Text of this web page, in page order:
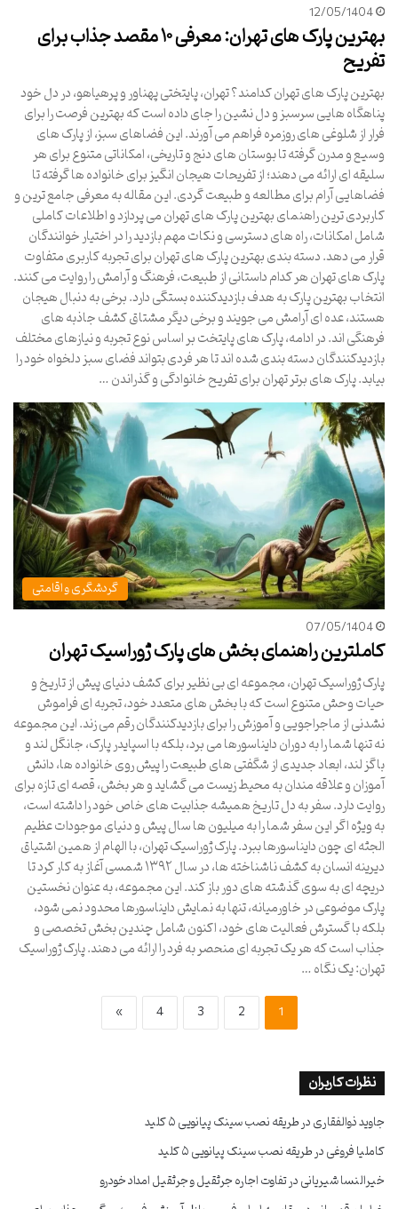
12/05/1404
بهترین پارک های تهران: معرفی ۱۰ مقصد جذاب برای
تفریح
بهترین پارک های تهران کدامند؟ تهران، پایتختی پهناور و پرهیاهو، در دل خود
پناهگاه هایی سرسبز و دل نشین را جای داده است که بهترین فرصت را برای
فرار از شلوغی های روزمره فراهم می آورند. این فضاهای سبز، از پارک های
وسیع و مدرن گرفته تا بوستان های دنج و تاریخی، امکاناتی متنوع برای هر
سلیقه ای ارائه می دهند؛ از تفریحات هیجان انگیز برای خانواده ها گرفته تا
فضاهایی آرام برای مطالعه و طبیعت گردی. این مقاله به معرفی جامع ترین و
کاربردی ترین راهنمای بهترین پارک های تهران می پردازد و اطلاعات کاملی
شامل امکانات، راه های دسترسی و نکات مهم بازدید را در اختیار خوانندگان
قرار می دهد. دسته بندی بهترین پارک های تهران برای تجربه کاربری متفاوت
پارک های تهران هر کدام داستانی از طبیعت، فرهنگ و آرامش را روایت می کنند.
انتخاب بهترین پارک به هدف بازدیدکننده بستگی دارد. برخی به دنبال هیجان
هستند، عده ای آرامش می جویند و برخی دیگر مشتاق کشف جاذبه های
فرهنگی اند. در ادامه، پارک های پایتخت بر اساس نوع تجربه و نیازهای مختلف
بازدیدکنندگان دسته بندی شده اند تا هر فردی بتواند فضای سبز دلخواه خود را
بیابد. پارک های برتر تهران برای تفریح خانوادگی و گذراندن …
گردشگری و اقامتی
07/05/1404
کاملترین راهنمای بخش های پارک ژوراسیک تهران
پارک ژوراسیک تهران، مجموعه ای بی نظیر برای کشف دنیای پیش از تاریخ و
حیات وحش متنوع است که با بخش های متعدد خود، تجربه ای فراموش
نشدنی از ماجراجویی و آموزش را برای بازدیدکنندگان رقم می زند. این مجموعه
نه تنها شما را به دوران دایناسورها می برد، بلکه با اسپایدر پارک، جانگل لند و
باگز لند، ابعاد جدیدی از شگفتی های طبیعت را پیش روی خانواده ها، دانش
آموزان و علاقه مندان به محیط زیست می گشاید و هر بخش، قصه ای تازه برای
روایت دارد. سفر به دل تاریخ همیشه جذابیت های خاص خود را داشته است،
به ویژه اگر این سفر شما را به میلیون ها سال پیش و دنیای موجودات عظیم
الجثه ای چون دایناسورها ببرد. پارک ژوراسیک تهران، با الهام از همین اشتیاق
دیرینه انسان به کشف ناشناخته ها، در سال ۱۳۹۲ شمسی آغاز به کار کرد تا
دریچه ای به سوی گذشته های دور باز کند. این مجموعه، به عنوان نخستین
پارک موضوعی در خاورمیانه، تنها به نمایش دایناسورها محدود نمی شود،
بلکه با گسترش فعالیت های خود، اکنون شامل چندین بخش تخصصی و
جذاب است که هر یک تجربه ای منحصر به فرد را ارائه می دهند. پارک ژوراسیک
تهران: یک نگاه …
1
2
3
4
»
نظرات کاربران
جاوید ذوالفقاریدرطریقه نصب سینک پیانویی ۵ کلید
کاملیا فروغیدرطریقه نصب سینک پیانویی ۵ کلید
خیرالنسا شیریانیدرتفاوت اجاره جرثقیل و جرثقیل امداد خودرو